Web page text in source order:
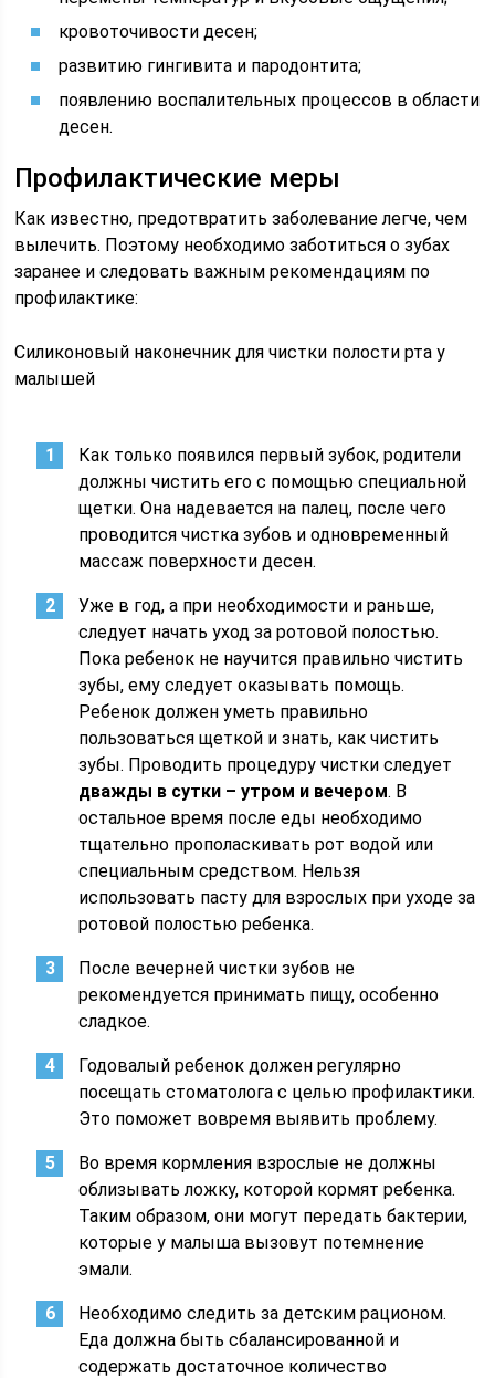
кровоточивости десен;
развитию гингивита и пародонтита;
появлению воспалительных процессов в области
десен.
Профилактические меры
Как известно, предотвратить заболевание легче, чем
вылечить. Поэтому необходимо заботиться о зубах
заранее и следовать важным рекомендациям по
профилактике:
Силиконовый наконечник для чистки полости рта у
малышей
Как только появился первый зубок, родители
должны чистить его с помощью специальной
щетки. Она надевается на палец, после чего
проводится чистка зубов и одновременный
массаж поверхности десен.
Уже в год, а при необходимости и раньше,
следует начать уход за ротовой полостью.
Пока ребенок не научится правильно чистить
зубы, ему следует оказывать помощь.
Ребенок должен уметь правильно
пользоваться щеткой и знать, как чистить
зубы. Проводить процедуру чистки следует
дважды в сутки – утром и вечером. В
остальное время после еды необходимо
тщательно прополаскивать рот водой или
специальным средством. Нельзя
использовать пасту для взрослых при уходе за
ротовой полостью ребенка.
После вечерней чистки зубов не
рекомендуется принимать пищу, особенно
сладкое.
Годовалый ребенок должен регулярно
посещать стоматолога с целью профилактики.
Это поможет вовремя выявить проблему.
Во время кормления взрослые не должны
облизывать ложку, которой кормят ребенка.
Таким образом, они могут передать бактерии,
которые у малыша вызовут потемнение
эмали.
Необходимо следить за детским рационом.
Еда должна быть сбалансированной и
содержать достаточное количество